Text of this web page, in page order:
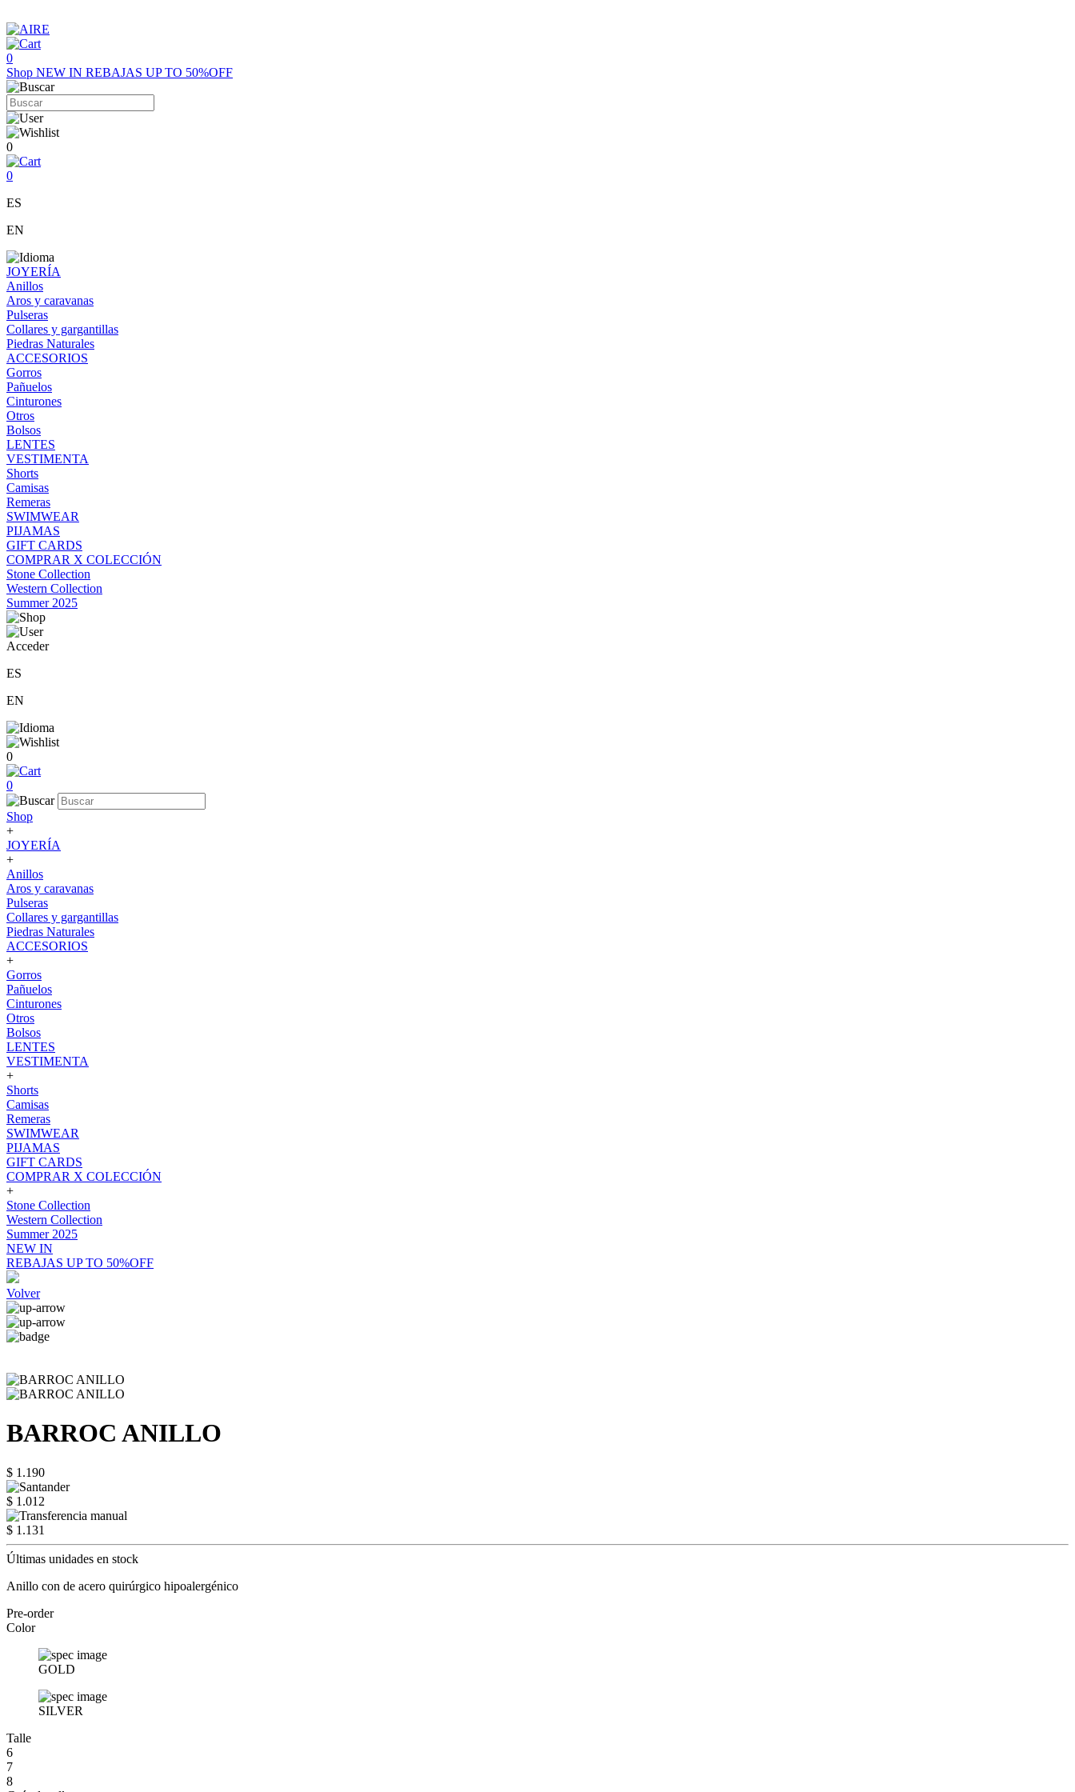
0
Shop NEW IN REBAJAS UP TO 50%OFF
0
0
ES
EN
JOYERÍA
Anillos
Aros y caravanas
Pulseras
Collares y gargantillas
Piedras Naturales
ACCESORIOS
Gorros
Pañuelos
Cinturones
Otros
Bolsos
LENTES
VESTIMENTA
Shorts
Camisas
Remeras
SWIMWEAR
PIJAMAS
GIFT CARDS
COMPRAR X COLECCIÓN
Stone Collection
Western Collection
Summer 2025
Acceder
ES
EN
0
0
Shop
+
JOYERÍA
+
Anillos
Aros y caravanas
Pulseras
Collares y gargantillas
Piedras Naturales
ACCESORIOS
+
Gorros
Pañuelos
Cinturones
Otros
Bolsos
LENTES
VESTIMENTA
+
Shorts
Camisas
Remeras
SWIMWEAR
PIJAMAS
GIFT CARDS
COMPRAR X COLECCIÓN
+
Stone Collection
Western Collection
Summer 2025
NEW IN
REBAJAS UP TO 50%OFF
Volver
BARROC ANILLO
$ 1.190
$ 1.012
$ 1.131
Últimas unidades en stock
Anillo con de acero quirúrgico hipoalergénico
Pre-order
Color
GOLD
SILVER
Talle
6
7
8